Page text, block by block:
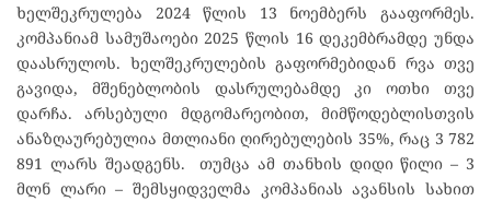
ხელშეკრულება 2024 წლის 13 ნოემბერს გააფორმეს.
კომპანიამ სამუშაოები 2025 წლის 16 დეკემბრამდე უნდა
დაასრულოს. ხელშეკრულების გაფორმებიდან რვა თვე
გავიდა, მშენებლობის დასრულებამდე კი ოთხი თვე
დარჩა. არსებული მდგომარეობით, მიმწოდებლისთვის
ანაზღაურებულია მთლიანი ღირებულების 35%, რაც 3 782
891 ლარს შეადგენს. თუმცა ამ თანხის დიდი წილი – 3
მლნ ლარი – შემსყიდველმა კომპანიას ავანსის სახით